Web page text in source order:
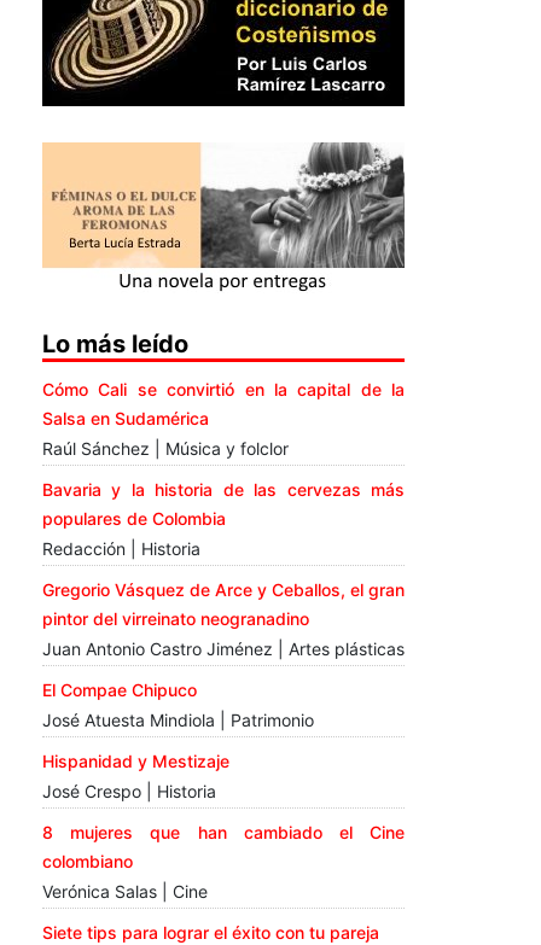
Lo más leído
Cómo Cali se convirtió en la capital de la
Salsa en Sudamérica
Raúl Sánchez | Música y folclor
Bavaria y la historia de las cervezas más
populares de Colombia
Redacción | Historia
Gregorio Vásquez de Arce y Ceballos, el gran
pintor del virreinato neogranadino
Juan Antonio Castro Jiménez | Artes plásticas
El Compae Chipuco
José Atuesta Mindiola | Patrimonio
Hispanidad y Mestizaje
José Crespo | Historia
8 mujeres que han cambiado el Cine
colombiano
Verónica Salas | Cine
Siete tips para lograr el éxito con tu pareja